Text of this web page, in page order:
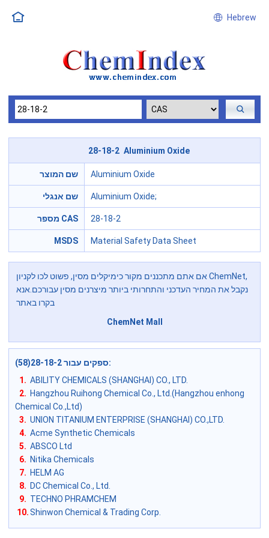
Hebrew
28-18-2 Aluminium Oxide
שם המוצר Aluminium Oxide
שם אנגלי Aluminium Oxide;
מספר CAS 28-18-2
MSDS Material Safety Data Sheet
אם אתם מתכננים מקור כימיקלים מסין, פשוט לכו לקניון ChemNet,
נקבל את המחיר העדכני והתחרותי ביותר מיצרנים מסין עבורכם.אנא
בקרו באתר
ChemNet Mall
ספקים עבור 28-18-2(58):
1. ABILITY CHEMICALS (SHANGHAI) CO., LTD.
2. Hangzhou Ruihong Chemical Co., Ltd.(Hangzhou enhong
Chemical Co.,Ltd)
3. UNION TITANIUM ENTERPRISE (SHANGHAI) CO.,LTD.
4. Acme Synthetic Chemicals
5. ABSCO Ltd
6. Nitika Chemicals
7. HELM AG
8. DC Chemical Co., Ltd.
9. TECHNO PHRAMCHEM
10.Shinwon Chemical & Trading Corp.